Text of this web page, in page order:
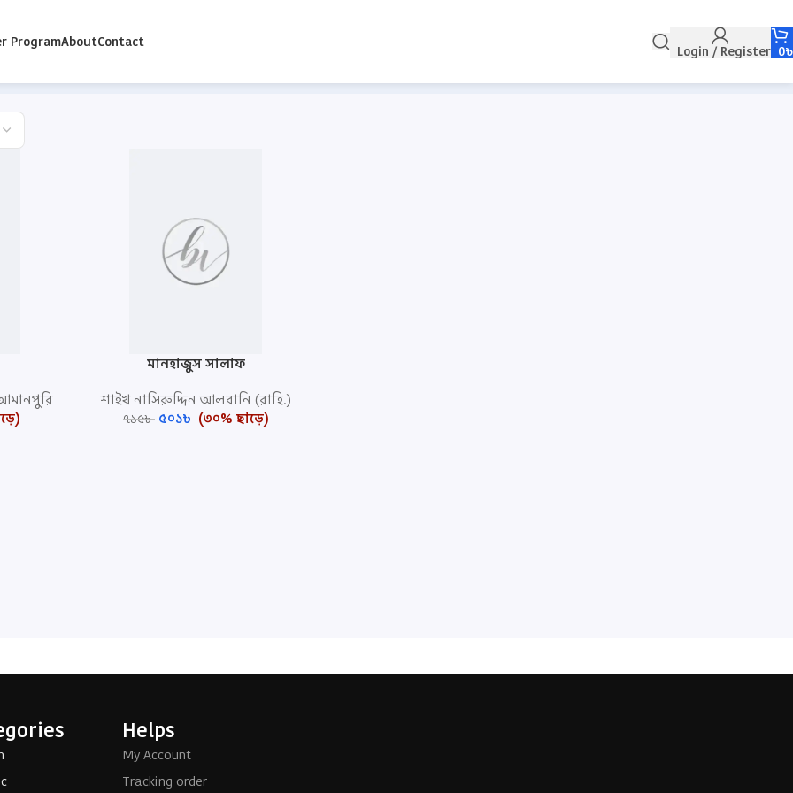
ProgramAboutContact
Login / Register 0
মানহাজুস সালাফ
শাইখ নাসিরুদ্দিন আলবানি (রাহি.)
৭১৫৳ ৫০১৳ (৩০% ছাড়ে)
Helps
My Account
Tracking order